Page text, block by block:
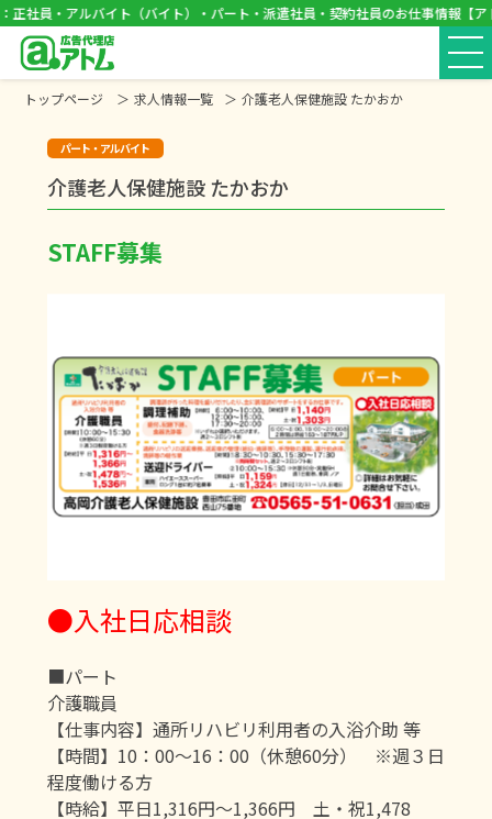
正社員・アルバイト（バイト）・パート・派遣社員・契約社員のお仕事情報【ア
トップページ 求人情報一覧 介護老人保健施設 たかおか
パート・アルバイト
介護老人保健施設 たかおか
STAFF募集
●入社日応相談
■パート
介護職員
【仕事内容】通所リハビリ利用者の入浴介助 等
【時間】10：00〜16：00（休憩60分） ※週３日
程度働ける方
【時給】平日1,316円〜1,366円 土・祝1,478